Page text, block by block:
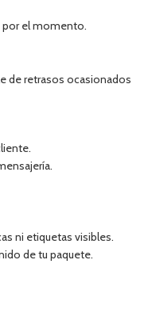
por el momento.
de retrasos ocasionados
ni etiquetas visibles.
de tu paquete.